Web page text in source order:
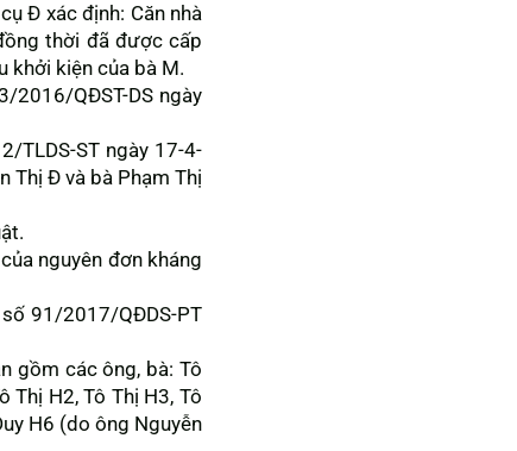
Đ xác định: Căn nhà
thời đã được cấp
khởi kiện của bà M.
2016/QĐST-DS ngày
TLDS-ST ngày 17-4-
Thị Đ và bà Phạm Thị
nguyên đơn kháng
91/2017/QĐDS-PT
gồm các ông, bà: Tô
Thị H2, Tô Thị H3, Tô
H6 (do ông Nguyễn